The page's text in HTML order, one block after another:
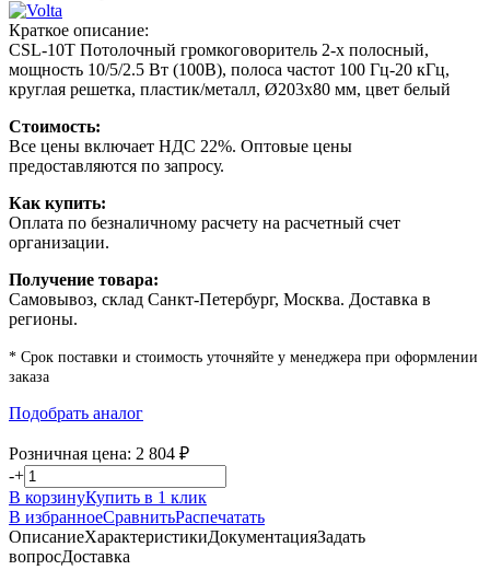
Краткое описание:
CSL-10T Потолочный громкоговоритель 2-х полосный,
мощность 10/5/2.5 Вт (100В), полоса частот 100 Гц-20 кГц,
круглая решетка, пластик/металл, Ø203х80 мм, цвет белый
Стоимость:
Все цены включает НДС 22%. Оптовые цены
предоставляются по запросу.
Как купить:
Оплата по безналичному расчету на расчетный счет
организации.
Получение товара:
Самовывоз, склад Санкт-Петербург, Москва. Доставка в
регионы.
* Срок поставки и стоимость уточняйте у менеджера при оформлении
заказа
Подобрать аналог
Розничная цена: 2 804 ₽
-+
В корзинуКупить в 1 клик
В избранноеСравнитьРаспечатать
ОписаниеХарактеристикиДокументацияЗадать
вопросДоставка